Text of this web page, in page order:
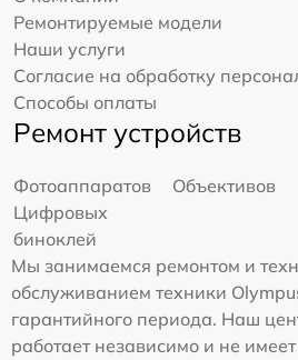
Ремонтируемые модели
Наши услуги
Согласие на обработку
Способы оплаты
Ремонт устройств
Фотоаппаратов
Объективов
Цифровых
биноклей
Мы занимаемся ремонтом и
обслуживанием техники
гарантийного периода. Наш
работает независимо и не